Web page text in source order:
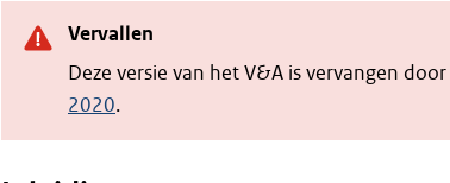
Vervallen
Deze versie van het V&A is vervangen door
2020.